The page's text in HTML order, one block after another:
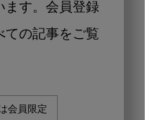
ます。会員登録
ての記事をご覧
会員限定